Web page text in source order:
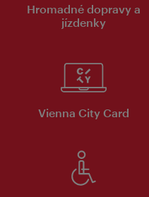
Hromadné dopravy a
jízdenky
Vienna City Card